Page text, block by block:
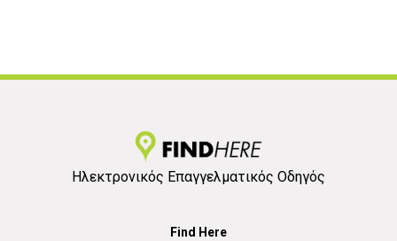
Ηλεκτρονικός Επαγγελματικός Οδηγός
Find Here